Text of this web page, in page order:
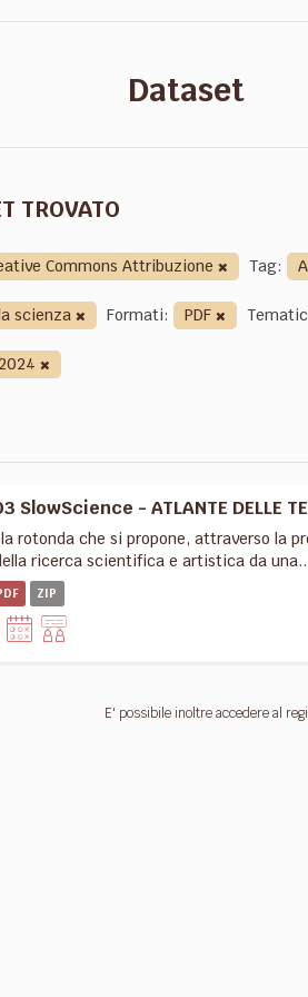
Dataset
TROVATO
Commons Attribuzione Tag:
scienza
Formati: PDF
SlowScience - ATLANTE DELLE
rotonda che si propone, attraverso la
ricerca scientifica e artistica da
ZIP
E' possibile inoltre accedere al